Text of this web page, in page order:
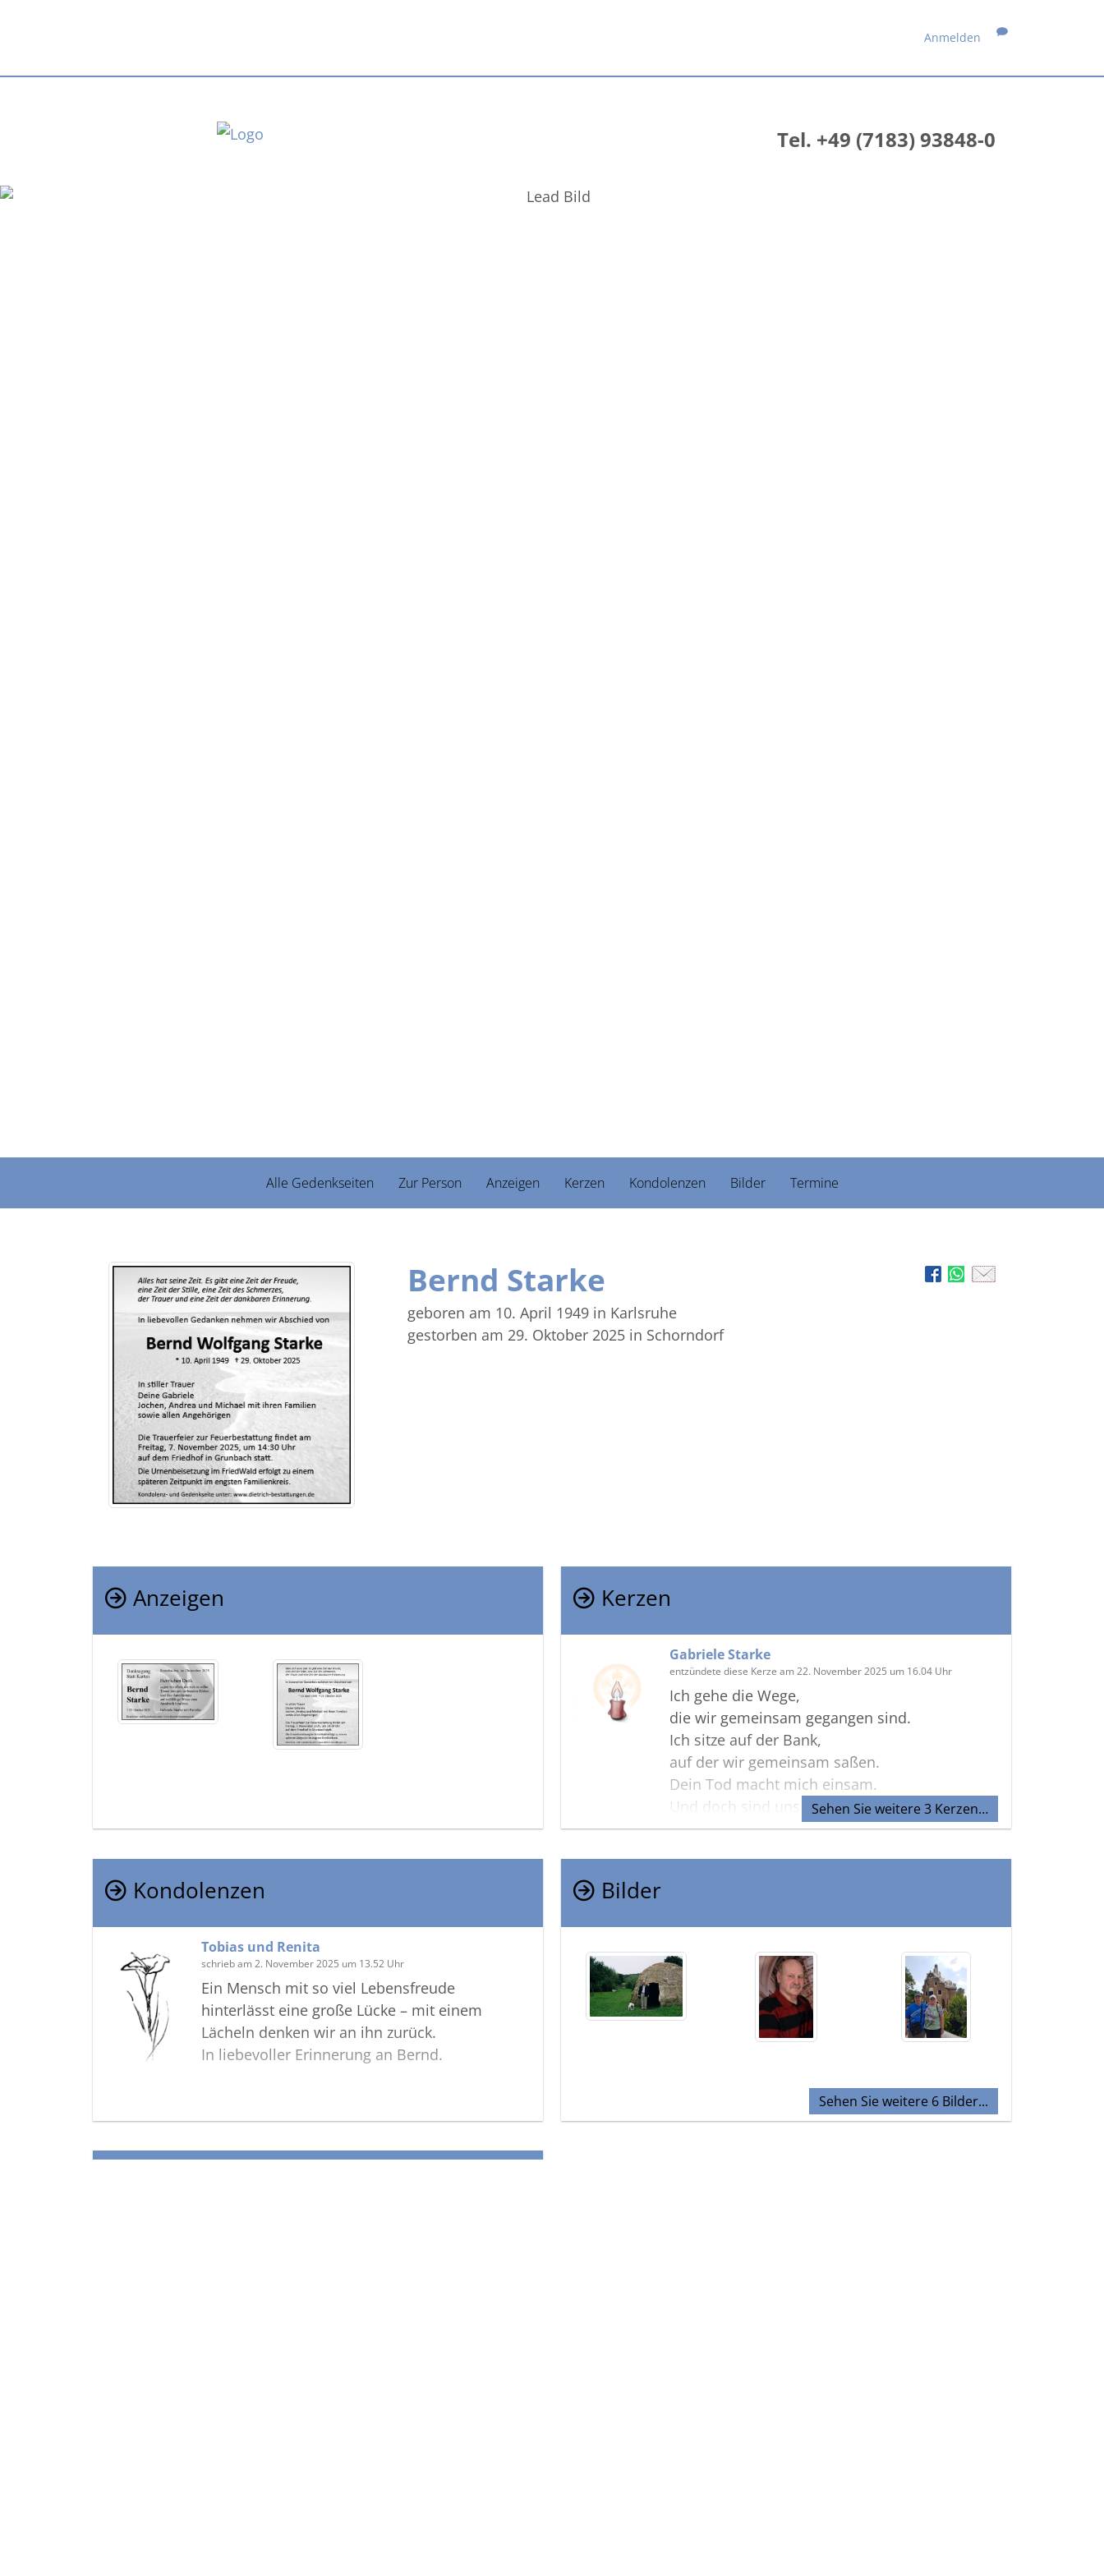
Anmelden
Tel. +49 (7183) 93848-0
Alle Gedenkseiten Zur Person Anzeigen Kerzen Kondolenzen Bilder Termine
Bernd Starke
geboren am 10. April 1949 in Karlsruhe
gestorben am 29. Oktober 2025 in Schorndorf
Anzeigen Kerzen
Gabriele Starke
entzündete diese Kerze am 22. November 2025 um 16.04 Uhr
Ich gehe die Wege,
die wir gemeinsam gegangen sind.
Ich sitze auf der Bank,
auf der wir gemeinsam saßen.
Dein Tod macht mich einsam.
Und doch sind unsere Gemeinsamkeiten
mein Trost.
Sehen Sie weitere 3 Kerzen…
Kondolenzen
Tobias und Renita
schrieb am 2. November 2025 um 13.52 Uhr
Ein Mensch mit so viel Lebensfreude
hinterlässt eine große Lücke – mit einem
Lächeln denken wir an ihn zurück.
In liebevoller Erinnerung an Bernd.
Bilder
Sehen Sie weitere 6 Bilder...